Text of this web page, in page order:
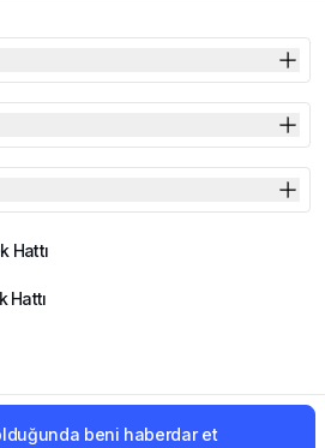
beni haberdar et
Hattı
Hattı
& Seramik | Tüm Hakları Saklıdır